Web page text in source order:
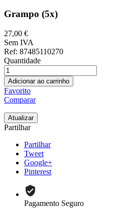
Grampo (5x)
27,00 €
Sem IVA
Ref: 87485110270
Quantidade
Adicionar ao carrinho
Favorito
Comparar
Partilhar
Partilhar
Tweet
Google+
Pinterest
Pagamento Seguro